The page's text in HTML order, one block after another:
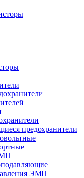
предохранители
ЭМП